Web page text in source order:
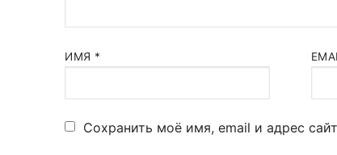
ИМЯ *
Сохранить моё имя, email и адрес